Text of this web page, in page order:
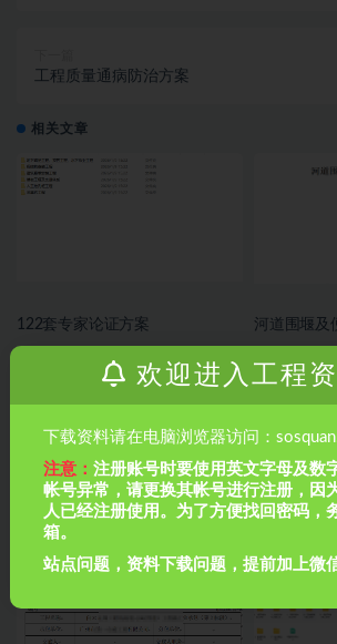
工程质量通病防治方案
相关文章
122套专家论证方案 河道围堰及
模板安装检验批填写
欢迎进入工程
下载资料请在电脑浏览器访问：
注意：注册账号时要使用英文字母及数
帐号异常，请更换其帐号进行注册，因
人已经注册使用。为了方便找回密码，
箱。
站点问题，资料下载问题，提前加上微